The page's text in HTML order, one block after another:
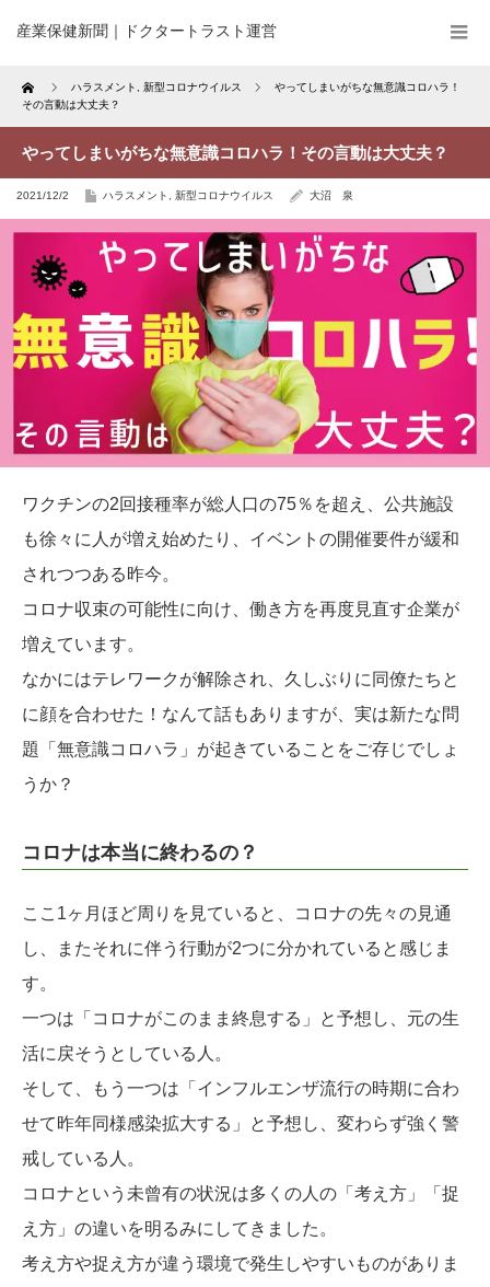
産業保健新聞｜ドクタートラスト運営
Home ハラスメント 新型コロナウイルス
やってしまいがちな無意識コロハラ！
その言動は大丈夫？
やってしまいがちな無意識コロハラ！その言動は大丈夫？
2021/12/2 ハラスメント 新型コロナウイルス 大沼 泉
ワクチンの2回接種率が総人口の75％を超え、公共施設
も徐々に人が増え始めたり、イベントの開催要件が緩和
されつつある昨今。
コロナ収束の可能性に向け、働き方を再度見直す企業が
増えています。
なかにはテレワークが解除され、久しぶりに同僚たちと
に顔を合わせた！なんて話もありますが、実は新たな問
題「無意識コロハラ」が起きていることをご存じでしょ
うか？
コロナは本当に終わるの？
ここ1ヶ月ほど周りを見ていると、コロナの先々の見通
し、またそれに伴う行動が2つに分かれていると感じま
す。
一つは「コロナがこのまま終息する」と予想し、元の生
活に戻そうとしている人。
そして、もう一つは「インフルエンザ流行の時期に合わ
せて昨年同様感染拡大する」と予想し、変わらず強く警
戒している人。
コロナという未曾有の状況は多くの人の「考え方」「捉
え方」の違いを明るみにしてきました。
考え方や捉え方が違う環境で発生しやすいものがありま